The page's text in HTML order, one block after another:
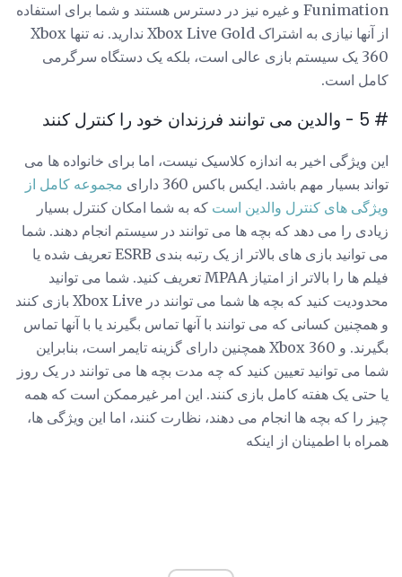
Funimation و غیره نیز در دسترس هستند و شما برای استفاده
از آنها نیازی به اشتراک Xbox Live Gold ندارید. نه تنها Xbox
360 یک سیستم بازی عالی است، بلکه یک دستگاه سرگرمی
کامل است.
# 5 - والدین می توانند فرزندان خود را کنترل کنند
این ویژگی اخیر به اندازه کلاسیک نیست، اما برای خانواده ها می
تواند بسیار مهم باشد. ایکس باکس 360 دارای
مجموعه کامل از
ویژگی های کنترل والدین است که به شما امکان کنترل بسیار
زیادی را می دهد که بچه ها می توانند در سیستم انجام دهند. شما
می توانید بازی های بالاتر از یک رتبه بندی ESRB تعریف شده یا
فیلم ها را بالاتر از امتیاز MPAA تعریف کنید. شما می توانید
محدودیت کنید که بچه ها شما می توانند در Xbox Live بازی کنند
و همچنین کسانی که می توانند با آنها تماس بگیرند یا با آنها تماس
بگیرند. و Xbox 360 همچنین دارای گزینه تایمر است، بنابراین
شما می توانید تعیین کنید که چه مدت بچه ها می توانند در یک روز
یا حتی یک هفته کامل بازی کنند. این امر غیرممکن است که همه
چیز را که بچه ها انجام می دهند، نظارت کنند، اما این ویژگی ها،
همراه با اطمینان از اینکه